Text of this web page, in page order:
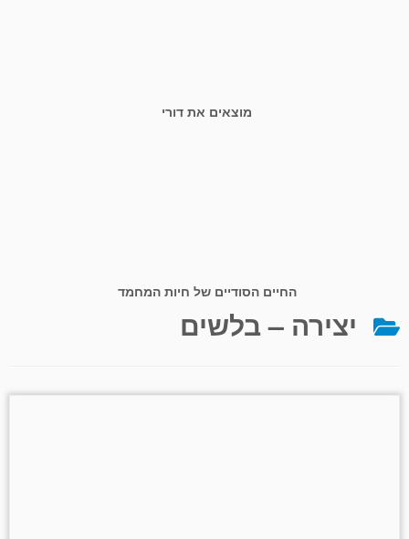
מוצאים את דורי
החיים הסודיים של חיות המחמד
יצירה – בלשים